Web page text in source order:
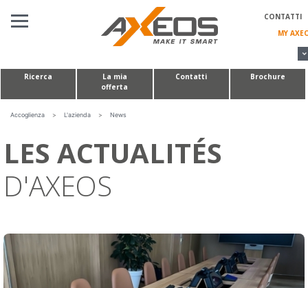
CONTATTI
MY
SOLUZIONO AUDIOVISIVE
Ricerca
La mia
offerta
Contatti Brochure
Accoglienza > L'azienda > News
LES ACTUALITÉS
D'AXEOS
Pannello di gestione dei cookies